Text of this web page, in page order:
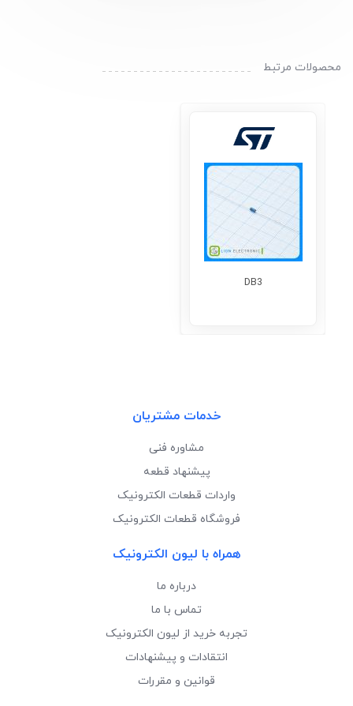
محصولات مرتبط
DB3
خدمات مشتریان
مشاوره فنی
پیشنهاد قطعه
واردات قطعات الکترونیک
فروشگاه قطعات الکترونیک
همراه با لیون الکترونیک
درباره ما
تماس با ما
تجربه خرید از لیون الکترونیک
انتقادات و پیشنهادات
قوانین و مقررات